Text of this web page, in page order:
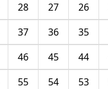
26
27
28
35
36
37
44
45
46
53
54
55